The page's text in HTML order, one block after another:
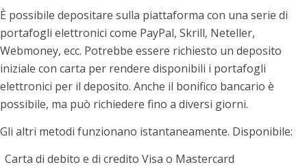
È possibile depositare sulla piattaforma con una serie di
portafogli elettronici come PayPal, Skrill, Neteller,
Webmoney, ecc. Potrebbe essere richiesto un deposito
iniziale con carta per rendere disponibili i portafogli
elettronici per il deposito. Anche il bonifico bancario è
possibile, ma può richiedere fino a diversi giorni.
Gli altri metodi funzionano istantaneamente. Disponibile:
Carta di debito e di credito Visa o Mastercard